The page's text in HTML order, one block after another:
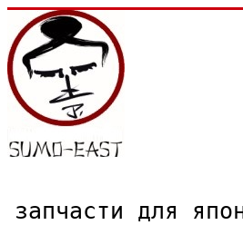
запчасти для